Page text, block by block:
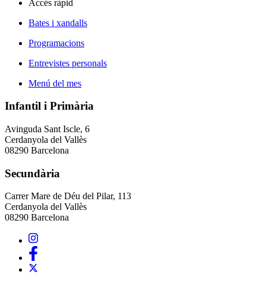
Accés ràpid
Bates i xandalls
Programacions
Entrevistes personals
Menú del mes
Infantil i Primària
Avinguda Sant Iscle, 6
Cerdanyola del Vallès
08290 Barcelona
Secundària
Carrer Mare de Déu del Pilar, 113
Cerdanyola del Vallès
08290 Barcelona